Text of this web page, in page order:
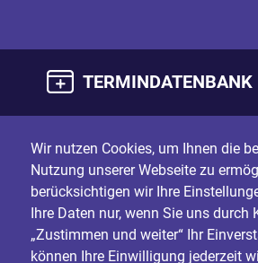
TERMINDATENBANK
Wir nutzen Cookies, um Ihnen die
Nutzung unserer Webseite zu
berücksichtigen wir Ihre
Ihre Daten nur, wenn Sie uns durch
„Zustimmen und weiter“ Ihr
können Ihre Einwilligung jederzeit